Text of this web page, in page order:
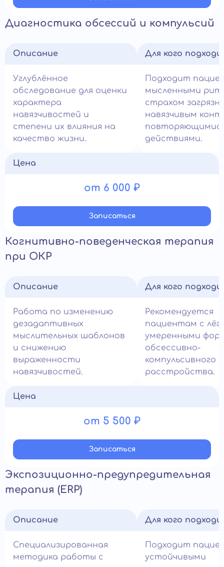
Диагностика обсессий и компульсий
Описание
Углублённое
обследование для оценки
характера
навязчивостей и
степени их влияния на
качество жизни.
Для кого
Подходит
мысленными
страхом
навязчивым
действиями.
Цена
от 6 000 ₽
Записатьcя
Когнитивно-поведенческая терапия
при ОКР
Описание
Работа по изменению
дезадаптивных
мыслительных шаблонов
и снижению
выраженности
навязчивостей.
Для кого
Рекомендуется
пациентам с
умеренными
обсессивно-
компульсивного
расстройства.
Цена
от 5 500 ₽
Записатьcя
Экспозиционно-предупредительная
терапия (ERP)
Описание
Специализированная
методика работы с
Для кого
Подходит
устойчивыми